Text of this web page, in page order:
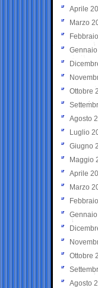
Aprile
Marzo
Ottobre
Agosto
Luglio
Giugno
Maggio
Aprile
Marzo
Ottobre
Agosto